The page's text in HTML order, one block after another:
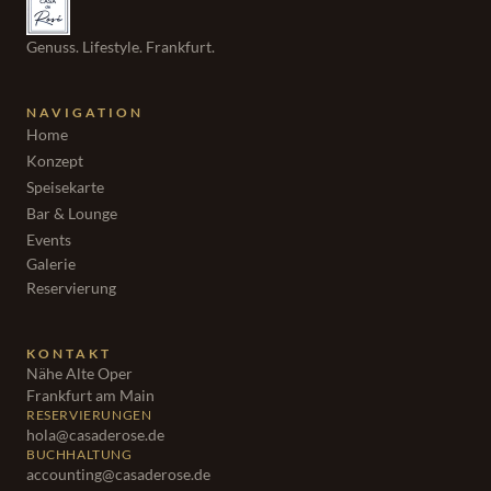
Genuss. Lifestyle. Frankfurt.
NAVIGATION
Home
Konzept
Speisekarte
Bar & Lounge
Events
Galerie
Reservierung
KONTAKT
Nähe Alte Oper
Frankfurt am Main
RESERVIERUNGEN
hola@casaderose.de
BUCHHALTUNG
accounting@casaderose.de